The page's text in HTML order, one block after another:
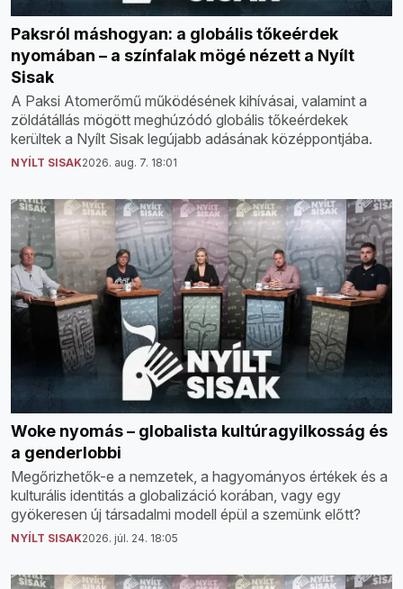
Paksról máshogyan: a globális tőkeérdek
nyomában – a színfalak mögé nézett a Nyílt
Sisak
A Paksi Atomerőmű működésének kihívásai, valamint a
zöldátállás mögött meghúzódó globális tőkeérdekek
kerültek a Nyílt Sisak legújabb adásának középpontjába.
NYÍLT SISAK2026. aug. 7. 18:01
Woke nyomás – globalista kultúragyilkosság és
a genderlobbi
Megőrizhetők-e a nemzetek, a hagyományos értékek és a
kulturális identitás a globalizáció korában, vagy egy
gyökeresen új társadalmi modell épül a szemünk előtt?
NYÍLT SISAK2026. júl. 24. 18:05